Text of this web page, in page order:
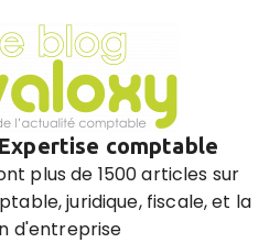
comptable
plus de 1500 articles sur
juridique, fiscale, et la
d'entreprise